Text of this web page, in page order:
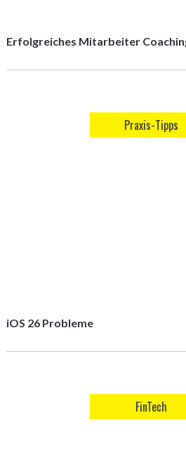
Erfolgreiches Mitarbeiter
Praxis-Tipps
iOS 26 Probleme
FinTech